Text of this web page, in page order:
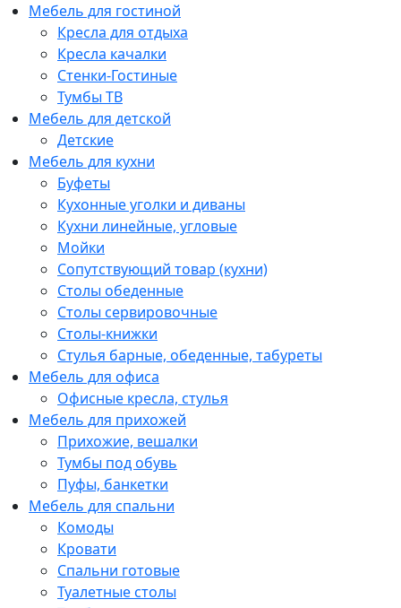
Мебель для гостиной
Кресла для отдыха
Кресла качалки
Стенки-Гостиные
Тумбы ТВ
Мебель для детской
Детские
Мебель для кухни
Буфеты
Кухонные уголки и диваны
Кухни линейные, угловые
Мойки
Сопутствующий товар (кухни)
Столы обеденные
Столы сервировочные
Столы-книжки
Стулья барные, обеденные, табуреты
Мебель для офиса
Офисные кресла, стулья
Мебель для прихожей
Прихожие, вешалки
Тумбы под обувь
Пуфы, банкетки
Мебель для спальни
Комоды
Кровати
Спальни готовые
Туалетные столы